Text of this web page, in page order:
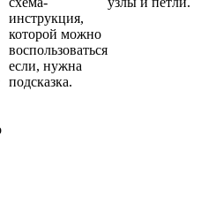
инструкция,
которой можно
воспользоваться
если, нужна
подсказка.